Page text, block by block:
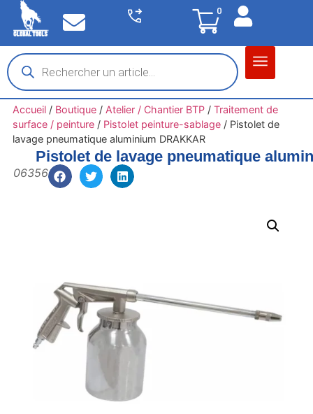
0
Accueil/ Boutique/ Atelier / Chantier BTP/ Traitement de
surface / peinture/ Pistolet peinture-sablage/ Pistolet de
lavage pneumatique aluminium DRAKKAR
Pistolet de lavage pneumatique
06356